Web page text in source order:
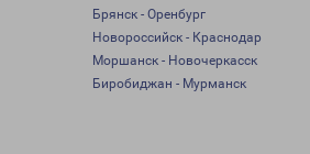
Брянск - Оренбург
Новороссийск - Краснодар
Моршанск - Новочеркасск
Биробиджан - Мурманск